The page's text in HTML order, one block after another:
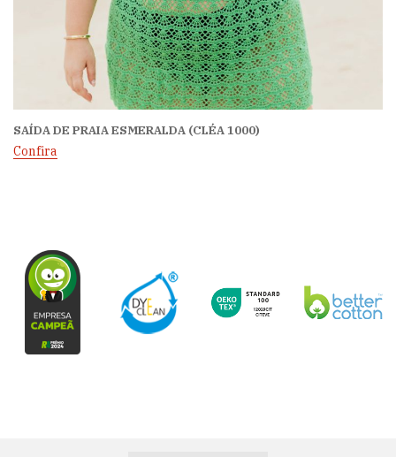
SAÍDA DE PRAIA ESMERALDA (CLÉA 1000)
Confira